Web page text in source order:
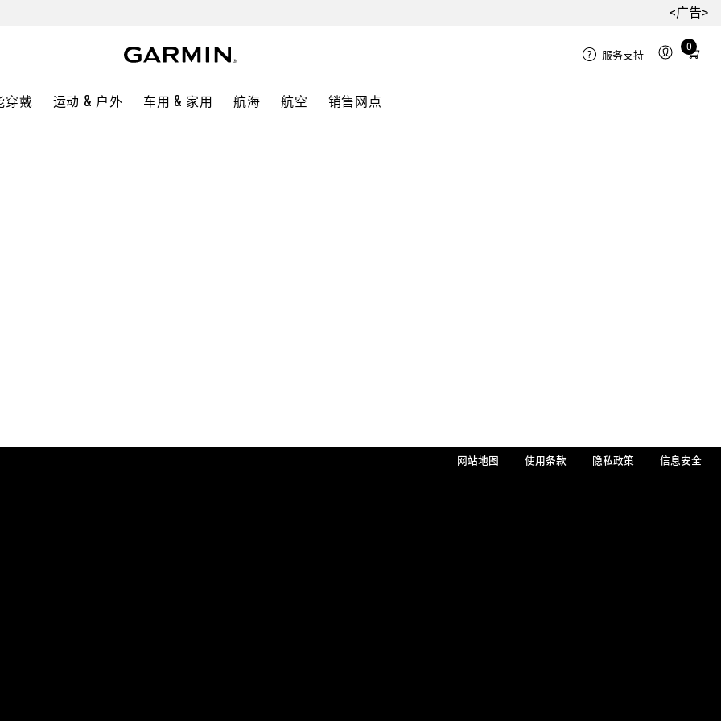
<广告>
穿戴 运动 & 户外 车用 & 家用 航海 航空 销售网点
服务支持
0
Total
in
网站地图 使用条款 隐私政策 信息安全